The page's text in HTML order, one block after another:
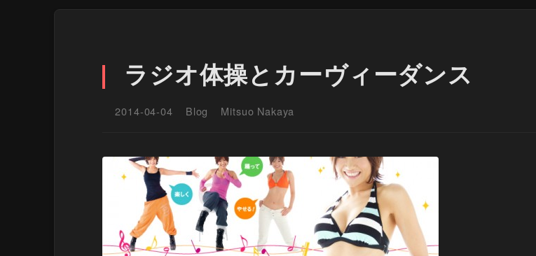
ラジオ体操とカーヴィーダンス
2014-04-04 Blog Mitsuo Nakaya